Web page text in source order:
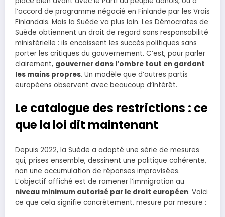
l’accord de programme négocié en Finlande par les Vrais
Finlandais. Mais la Suède va plus loin. Les Démocrates de
Suède obtiennent un droit de regard sans responsabilité
ministérielle : ils encaissent les succès politiques sans
porter les critiques du gouvernement. C’est, pour parler
clairement, gouverner dans l’ombre tout en gardant
les mains propres. Un modèle que d’autres partis
européens observent avec beaucoup d’intérêt.
Le catalogue des restrictions : ce
que la loi dit maintenant
Depuis 2022, la Suède a adopté une série de mesures
qui, prises ensemble, dessinent une politique cohérente,
non une accumulation de réponses improvisées.
L’objectif affiché est de ramener l’immigration au
niveau minimum autorisé par le droit européen. Voici
ce que cela signifie concrètement, mesure par mesure :